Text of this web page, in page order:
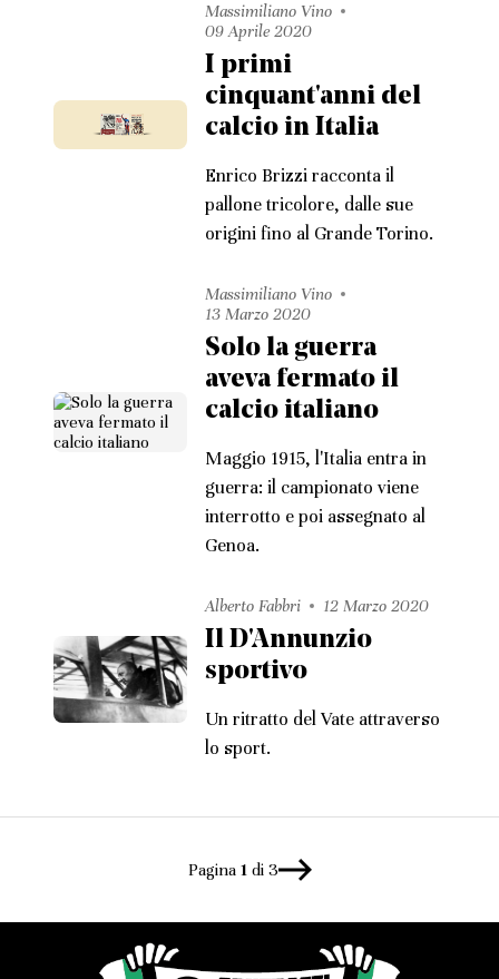
Massimiliano Vino
09 Aprile 2020
I primi
cinquant'anni del
calcio in Italia
Enrico Brizzi racconta il
pallone tricolore, dalle sue
origini fino al Grande Torino.
Massimiliano Vino
13 Marzo 2020
Solo la guerra
aveva fermato il
calcio italiano
Maggio 1915, l'Italia entra in
guerra: il campionato viene
interrotto e poi assegnato al
Genoa.
Alberto Fabbri 12 Marzo 2020
Il D'Annunzio
sportivo
Un ritratto del Vate attraverso
lo sport.
Pagina 1di 3